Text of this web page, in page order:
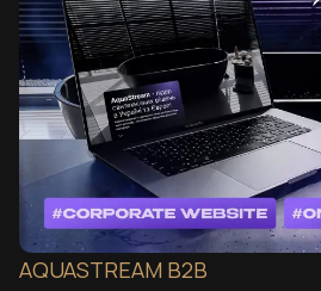
AQUASTREAM B2B